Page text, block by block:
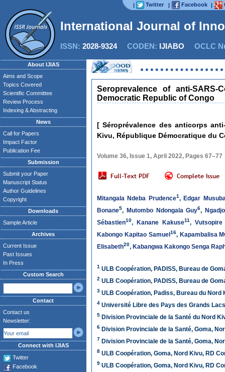
| Twitter | Facebook |
International Journal of
ISSN: 2028-9324CODEN: IJIABO OCLC
About IJIAS
Aims and Scope
Topics Covered
Scientific Committee
Review Process
Indexing & Abstracting
News
Call for Papers
Impact Factor
Publication Fee
Submission
Submit your Paper
Manuscript Status
Author Guidelines
Copyright
Downloads
Sample Article
Archives
Current Issue
Past Issues
In Press
Custom Search
Contact
Contact us
Newsletter:
Connect with IJIAS
Twitter
Facebook
Seroprevalence of anti-
Democratic Republic of Congo
[ Séroprévalence des anticorps
Kivu, République Démocratique du
Volume 36, Issue 1, April 2022, Pages 67–77
Mitangala Ndeba Prudence1, Edgar
Bonane5, Mutombo Ndongala Guy6,
Sébastien10, Kanane Kakuse11,
Kabongo Kapitao Samuel 16, Kapambalisa
Elisabeth20, Kabangwa Kakongo Senga
1 ULB Coopération, PADISS, Bureau de
2 ULB Coopération, PADISS, Bureau de
3 ULB Coopération, Padiss, Bureau du Nord
4 Université Libre des Pays des Grands
5 Division Provinciale de la Santé du Nord
6 Division Provinciale de la Santé, Goma,
7 Division Provinciale de la Santé, Goma,
8 ULB Coopération, Goma, Nord Kivu, RD
9 ULB Coopération, Goma, Nord Kivu, RD